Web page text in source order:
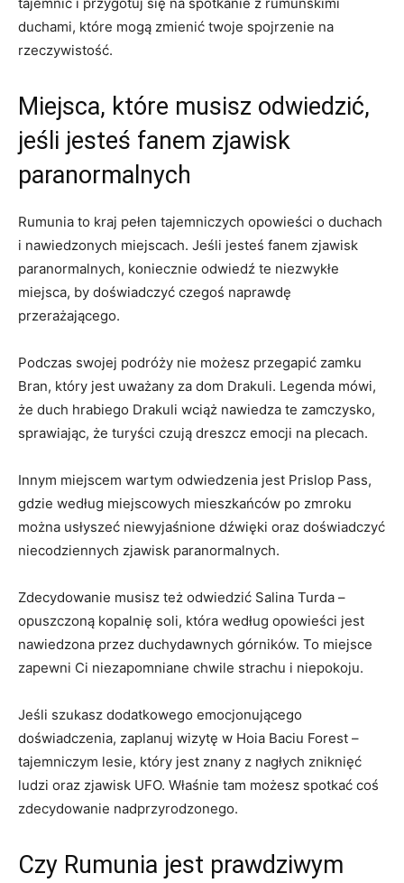
duchami, które​ mogą ‍zmienić twoje spojrzenie na
rzeczywistość.
Miejsca, które musisz odwiedzić,
jeśli jesteś fanem zjawisk
paranormalnych
Rumunia to kraj pełen tajemniczych opowieści o duchach
i nawiedzonych miejscach. Jeśli⁤ jesteś fanem zjawisk
paranormalnych, koniecznie odwiedź te niezwykłe
miejsca, by doświadczyć czegoś naprawdę
przerażającego.
Podczas‌ swojej podróży nie możesz przegapić zamku
Bran, który jest uważany za dom Drakuli. Legenda mówi,
że duch⁣ hrabiego Drakuli wciąż nawiedza te zamczysko,
sprawiając, że turyści ⁢czują dreszcz⁤ emocji ⁤na plecach.
Innym miejscem wartym odwiedzenia jest Prislop Pass,
gdzie według miejscowych mieszkańców po zmroku
można usłyszeć niewyjaśnione dźwięki oraz doświadczyć
niecodziennych zjawisk paranormalnych.
Zdecydowanie musisz też odwiedzić Salina Turda –
opuszczoną kopalnię soli, która według opowieści jest
nawiedzona przez ‌duchydawnych górników.⁢ To ⁤miejsce
⁤zapewni Ci niezapomniane chwile ‌strachu i niepokoju.
Jeśli szukasz dodatkowego emocjonującego
doświadczenia, zaplanuj wizytę w Hoia Baciu⁤ Forest –
tajemniczym lesie, który jest znany z nagłych zniknięć
ludzi oraz zjawisk UFO. Właśnie tam możesz‍ spotkać coś⁣
zdecydowanie ⁢nadprzyrodzonego.
Czy Rumunia jest prawdziwym